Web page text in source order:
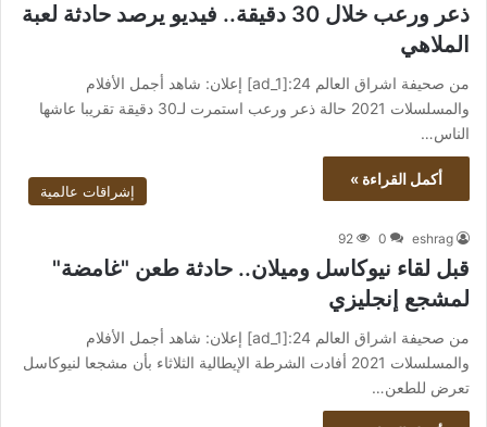
ذعر ورعب خلال 30 دقيقة.. فيديو يرصد حادثة لعبة
الملاهي
من صحيفة اشراق العالم 24:[ad_1] إعلان: شاهد أجمل الأفلام
والمسلسلات 2021 حالة ذعر ورعب استمرت لـ30 دقيقة تقريبا عاشها
الناس…
أكمل القراءة »
إشراقات عالمية
eshrag
0
92
قبل لقاء نيوكاسل وميلان.. حادثة طعن "غامضة"
لمشجع إنجليزي
من صحيفة اشراق العالم 24:[ad_1] إعلان: شاهد أجمل الأفلام
والمسلسلات 2021 أفادت الشرطة الإيطالية الثلاثاء بأن مشجعا لنيوكاسل
تعرض للطعن…